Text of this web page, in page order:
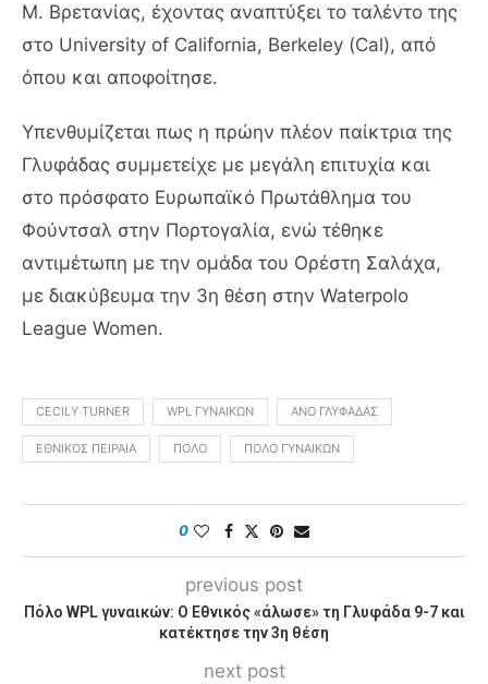
Μ. Βρετανίας, έχοντας αναπτύξει το ταλέντο της
στο University of California, Berkeley (Cal), από
όπου και αποφοίτησε.
Υπενθυμίζεται πως η πρώην πλέον παίκτρια της
Γλυφάδας συμμετείχε με μεγάλη επιτυχία και
στο πρόσφατο Ευρωπαϊκό Πρωτάθλημα του
Φούντσαλ στην Πορτογαλία, ενώ τέθηκε
αντιμέτωπη με την ομάδα του Ορέστη Σαλάχα,
με διακύβευμα την 3η θέση στην Waterpolo
League Women.
CECILY TURNER WPL ΓΥΝΑΙΚΏΝ ΑΝΟ ΓΛΥΦΆΔΑΣ
ΕΘΝΙΚΌΣ ΠΕΙΡΑΙΆ ΠΌΛΟ ΠΌΛΟ ΓΥΝΑΙΚΏΝ
0
previous post
Πόλο WPL γυναικών: Ο Εθνικός «άλωσε» τη Γλυφάδα 9-7 και
κατέκτησε την 3η θέση
next post